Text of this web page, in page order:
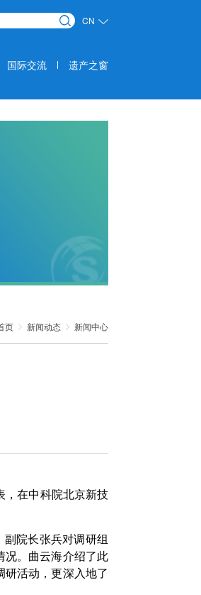
CN
国际交流 遗产之窗
页 新闻动态 新闻中心
，在中科院北京新技
院长张兵对调研组
况。曲云海介绍了此
活动，更深入地了